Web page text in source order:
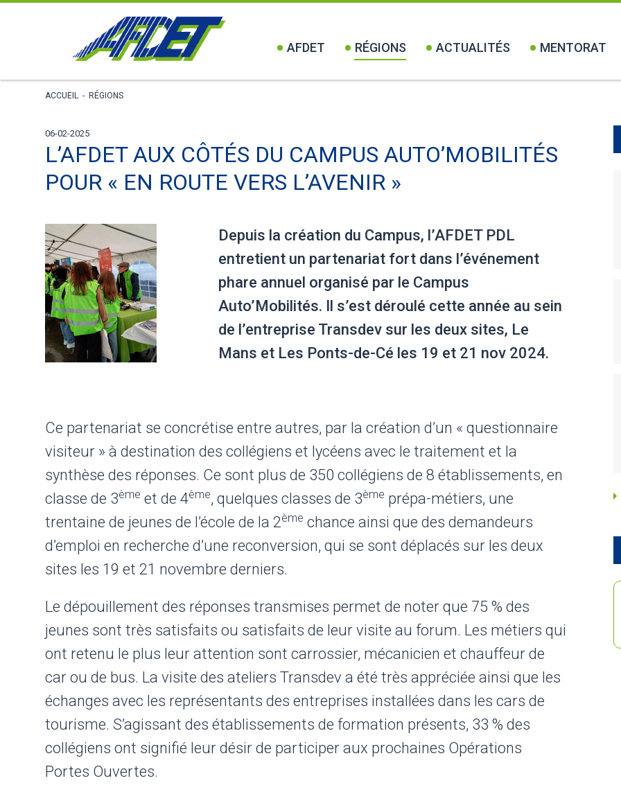
AFDET RÉGIONS ACTUALITÉS MENTORAT
ACCUEIL- RÉGIONS
06-02-2025
L’AFDET AUX CÔTÉS DU CAMPUS AUTO’MOBILITÉS
POUR « EN ROUTE VERS L’AVENIR »
Depuis la création du Campus, l’AFDET PDL
entretient un partenariat fort dans l’événement
phare annuel organisé par le Campus
Auto’Mobilités. Il s’est déroulé cette année au sein
de l’entreprise Transdev sur les deux sites, Le
Mans et Les Ponts-de-Cé les 19 et 21 nov 2024.
Ce partenariat se concrétise entre autres, par la création d’un « questionnaire
visiteur » à destination des collégiens et lycéens avec le traitement et la
synthèse des réponses. Ce sont plus de 350 collégiens de 8 établissements, en
classe de 3ème et de 4ème, quelques classes de 3ème prépa-métiers, une
trentaine de jeunes de l’école de la 2ème chance ainsi que des demandeurs
d’emploi en recherche d’une reconversion, qui se sont déplacés sur les deux
sites les 19 et 21 novembre derniers.
Le dépouillement des réponses transmises permet de noter que 75 % des
jeunes sont très satisfaits ou satisfaits de leur visite au forum. Les métiers qui
ont retenu le plus leur attention sont carrossier, mécanicien et chauffeur de
car ou de bus. La visite des ateliers Transdev a été très appréciée ainsi que les
échanges avec les représentants des entreprises installées dans les cars de
tourisme. S’agissant des établissements de formation présents, 33 % des
collégiens ont signifié leur désir de participer aux prochaines Opérations
Portes Ouvertes.